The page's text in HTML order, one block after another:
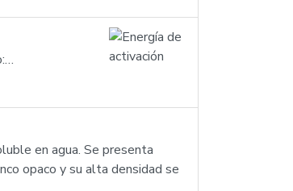
en agua. Se presenta
opaco y su alta densidad se